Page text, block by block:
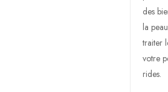
des
la
traiter
votre
rides.